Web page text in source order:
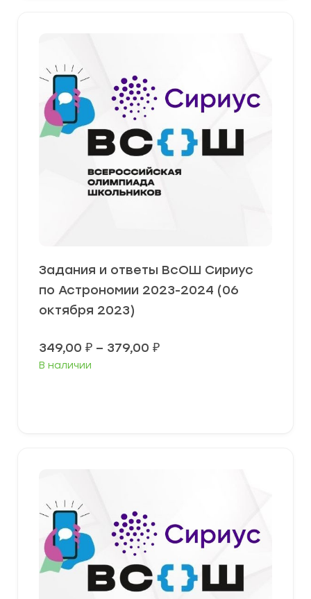
Задания и ответы ВсОШ Сириус
по Астрономии 2023-2024 (06
октября 2023)
349,00 ₽ – 379,00 ₽Диапазон
В наличии